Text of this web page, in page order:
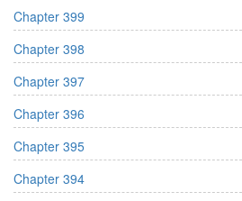
Chapter 399
Chapter 398
Chapter 397
Chapter 396
Chapter 395
Chapter 394